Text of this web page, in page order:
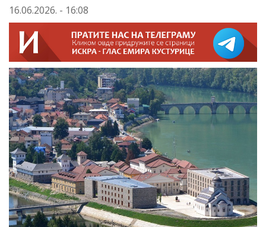
16.06.2026. - 16:08